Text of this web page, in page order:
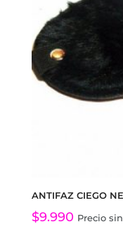
ANTIFAZ CIEGO
$9.990 Precio